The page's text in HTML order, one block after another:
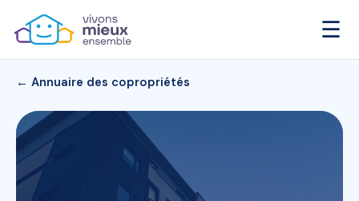
☰
← Annuaire des copropriétés